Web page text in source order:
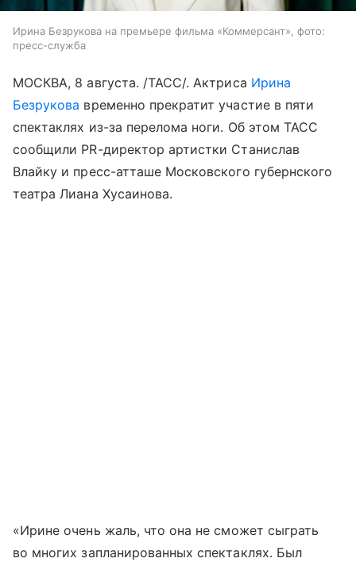
Ирина Безрукова на премьере фильма «Коммерсант», фото:
пресс-служба
МОСКВА, 8 августа. /ТАСС/. Актриса Ирина
Безрукова временно прекратит участие в пяти
спектаклях из-за перелома ноги. Об этом ТАСС
сообщили PR-директор артистки Станислав
Влайку и пресс-атташе Московского губернского
театра Лиана Хусаинова.
«Ирине очень жаль, что она не сможет сыграть
во многих запланированных спектаклях. Был